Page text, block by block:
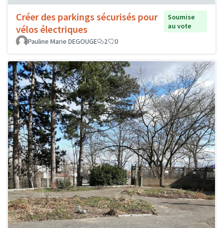
Créer des parkings sécurisés pour
vélos électriques
Soumise
au vote
Pauline Marie DEGOUGE
2 0